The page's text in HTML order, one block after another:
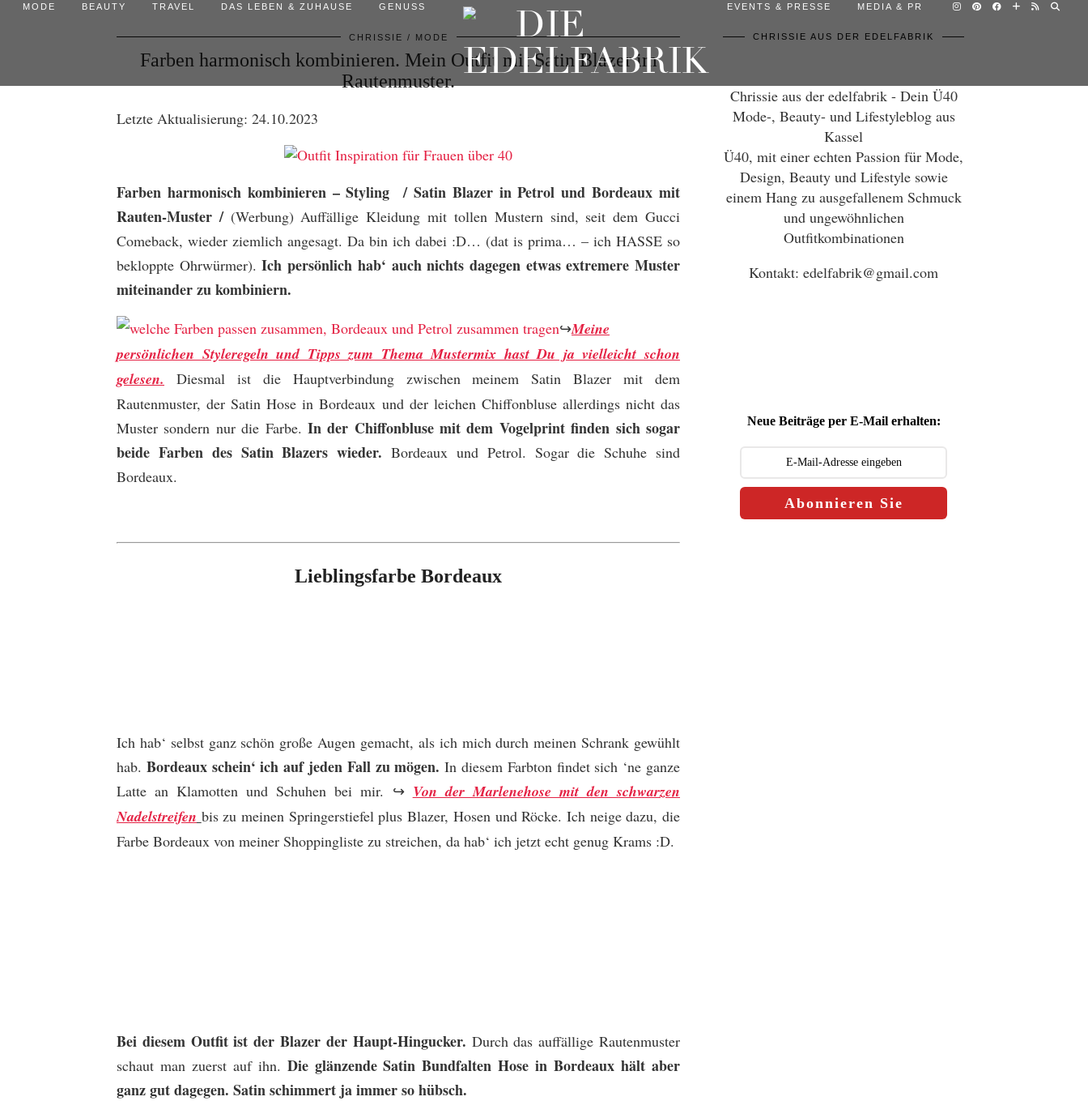
MODE BEAUTY TRAVEL DAS LEBEN & ZUHAUSE GENUSS EVENTS & PRESSE MEDIA & PR
CHRISSIE MODE
Farben harmonisch kombinieren. Mein Outfit mit Satin Blazer im
Rautenmuster.
Letzte Aktualisierung: 24.10.2023
Farben harmonisch kombinieren – Styling / Satin Blazer in Petrol und Bordeaux mit
Rauten-Muster / (Werbung) Auffällige Kleidung mit tollen Mustern sind, seit dem Gucci
Comeback, wieder ziemlich angesagt. Da bin ich dabei :D… (dat is prima… – ich HASSE so
bekloppte Ohrwürmer).Ich persönlich hab‘ auch nichts dagegen etwas extremere Muster
miteinander zu kombiniern.
↪Meine
persönlichen Styleregeln und Tipps zum Thema Mustermix hast Du ja vielleicht schon
gelesen. Diesmal ist die Hauptverbindung zwischen meinem Satin Blazer mit dem
Rautenmuster, der Satin Hose in Bordeaux und der leichen Chiffonbluse allerdings nicht das
Muster sondern nur die Farbe. In der Chiffonbluse mit dem Vogelprint finden sich sogar
beide Farben des Satin Blazers wieder. Bordeaux und Petrol. Sogar die Schuhe sind
Bordeaux.
Lieblingsfarbe Bordeaux
Ich hab‘ selbst ganz schön große Augen gemacht, als ich mich durch meinen Schrank gewühlt
hab. Bordeaux schein‘ ich auf jeden Fall zu mögen. In diesem Farbton findet sich ‘ne ganze
Latte an Klamotten und Schuhen bei mir. ↪ Von der Marlenehose mit den schwarzen
Nadelstreifen bis zu meinen Springerstiefel plus Blazer, Hosen und Röcke. Ich neige dazu, die
Farbe Bordeaux von meiner Shoppingliste zu streichen, da hab‘ ich jetzt echt genug Krams :D.
Bei diesem Outfit ist der Blazer der Haupt-Hingucker. Durch das auffällige Rautenmuster
schaut man zuerst auf ihn. Die glänzende Satin Bundfalten Hose in Bordeaux hält aber
ganz gut dagegen. Satin schimmert ja immer so hübsch.
CHRISSIE AUS DER EDELFABRIK
Chrissie aus der edelfabrik - Dein Ü40
Mode-, Beauty- und Lifestyleblog aus
Kassel
Ü40, mit einer echten Passion für Mode,
Design, Beauty und Lifestyle sowie
einem Hang zu ausgefallenem Schmuck
und ungewöhnlichen
Outfitkombinationen
Kontakt: edelfabrik@gmail.com
Neue Beiträge per E-Mail erhalten:
Abonnieren Sie